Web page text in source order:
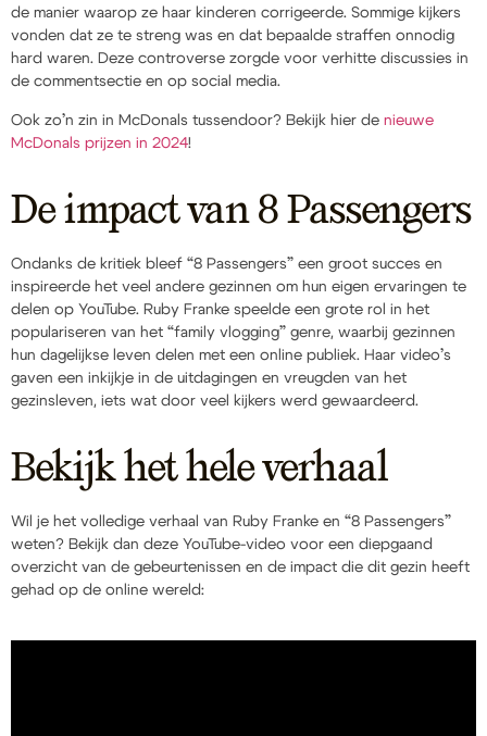
de manier waarop ze haar kinderen corrigeerde. Sommige kijkers
vonden dat ze te streng was en dat bepaalde straffen onnodig
hard waren. Deze controverse zorgde voor verhitte discussies in
de commentsectie en op social media.
Ook zo’n zin in McDonals tussendoor? Bekijk hier de nieuwe
McDonals prijzen in 2024!
De impact van 8 Passengers
Ondanks de kritiek bleef “8 Passengers” een groot succes en
inspireerde het veel andere gezinnen om hun eigen ervaringen te
delen op YouTube. Ruby Franke speelde een grote rol in het
populariseren van het “family vlogging” genre, waarbij gezinnen
hun dagelijkse leven delen met een online publiek. Haar video’s
gaven een inkijkje in de uitdagingen en vreugden van het
gezinsleven, iets wat door veel kijkers werd gewaardeerd.
Bekijk het hele verhaal
Wil je het volledige verhaal van Ruby Franke en “8 Passengers”
weten? Bekijk dan deze YouTube-video voor een diepgaand
overzicht van de gebeurtenissen en de impact die dit gezin heeft
gehad op de online wereld: